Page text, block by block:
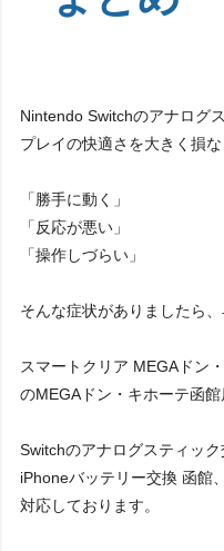
Nintendo Switchのアナログ
プレイの快適さを大きく損な
「勝手に動く」
「反応が悪い」
「操作しづらい」
そんな症状がありましたら
スマートクリア MEGAドン
のMEGAドン・キホーテ函
Switchのアナログスティッ
iPhoneバッテリー交換 函館
対応しております。